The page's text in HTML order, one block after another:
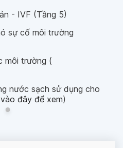
- IVF (Tầng 5)
sự cố môi trường
môi trường (
nước sạch sử dụng cho
đây để xem)